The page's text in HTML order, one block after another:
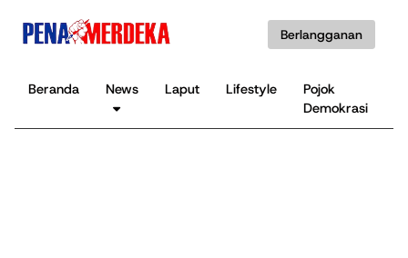
Berlangganan
Beranda News Laput Lifestyle
Pojok
Demokrasi